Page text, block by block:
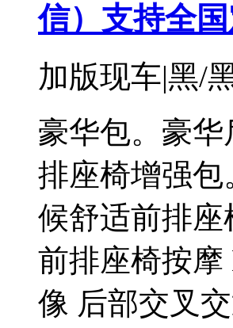
信）支持全
加版现车|黑/
豪华包。豪
排座椅增强
候舒适前排
前排座椅按摩
像 后部交叉